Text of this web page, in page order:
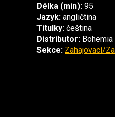
Délka (min): 95
Jazyk: angličtina
Titulky: čeština
Distributor:
Sekce: Zahajovací/